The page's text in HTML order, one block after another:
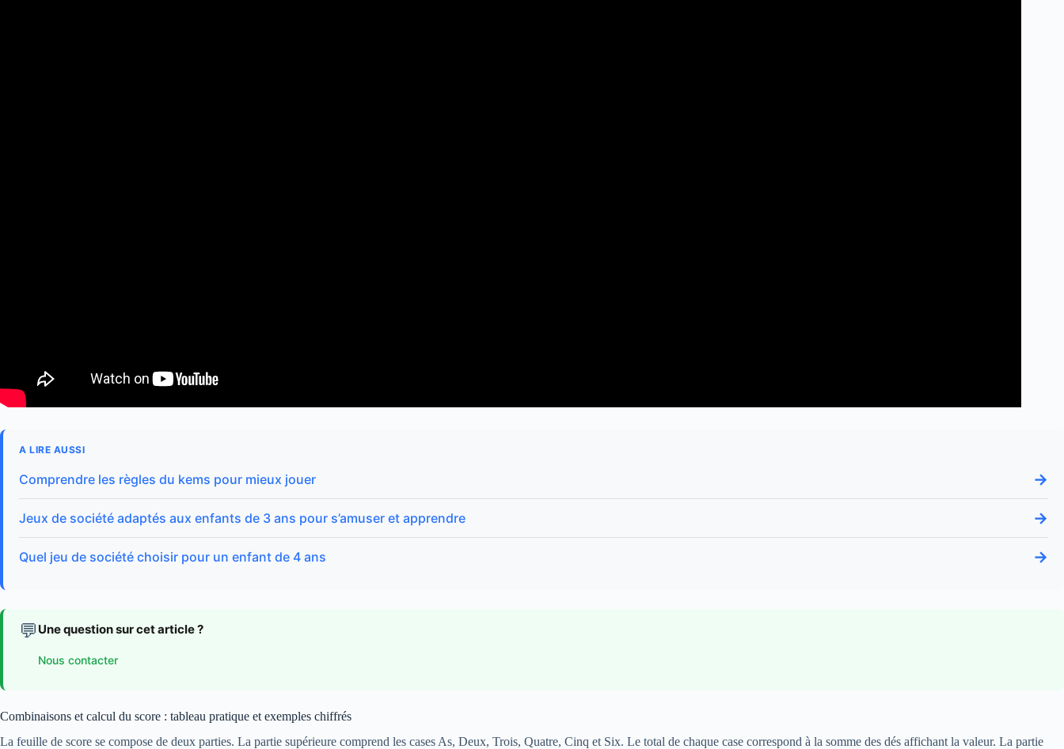
A LIRE AUSSI
Comprendre les règles du kems pour mieux jouer →
Jeux de société adaptés aux enfants de 3 ans pour s’amuser et apprendre →
Quel jeu de société choisir pour un enfant de 4 ans →
💬 Une question sur cet article ?
Nous contacter
Combinaisons et calcul du score : tableau pratique et exemples chiffrés
La feuille de score se compose de deux parties. La partie supérieure comprend les cases As, Deux, Trois, Quatre, Cinq et Six. Le total de chaque case correspond à la somme des dés affichant la valeur. La partie